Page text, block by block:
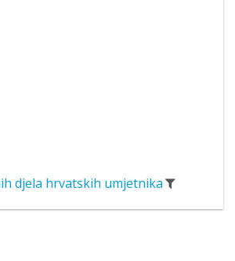
djela hrvatskih umjetnika